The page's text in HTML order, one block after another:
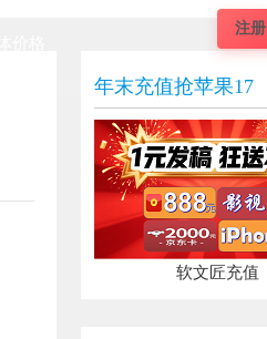
注册
年末充值抢苹果17
软文匠充值